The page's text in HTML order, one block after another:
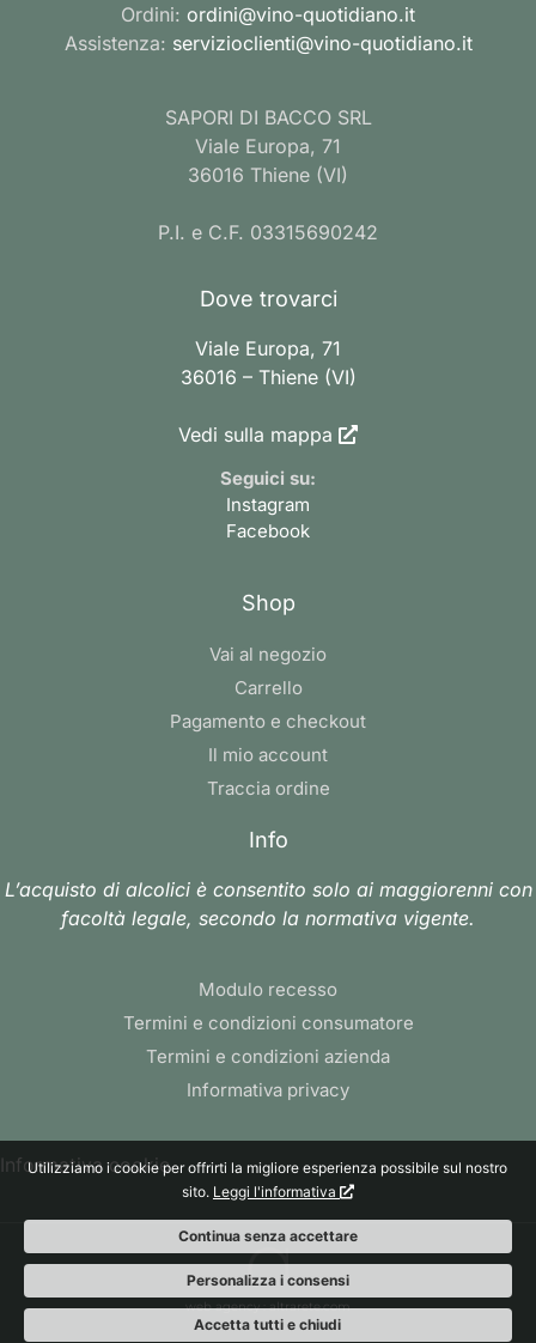
Ordini: ordini@vino-quotidiano.it
Assistenza: servizioclienti@vino-quotidiano.it
SAPORI DI BACCO SRL
Viale Europa, 71
36016 Thiene (VI)
P.I. e C.F. 03315690242
Dove trovarci
Viale Europa, 71
36016 – Thiene (VI)
Vedi sulla mappa
Seguici su:
Instagram
Facebook
Shop
Vai al negozio
Carrello
Pagamento e checkout
Il mio account
Traccia ordine
Info
L’acquisto di alcolici è consentito solo ai maggiorenni con
facoltà legale, secondo la normativa vigente.
Modulo recesso
Termini e condizioni consumatore
Termini e condizioni azienda
Informativa privacy
Informativa cookie
web agency: altrarete.com
Utilizziamo i cookie per offrirti la migliore esperienza possibile sul nostro
sito. Leggi l'informativa
Continua senza accettare
Personalizza i consensi
Accetta tutti e chiudi